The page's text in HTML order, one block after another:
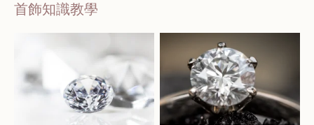
首飾知識教學